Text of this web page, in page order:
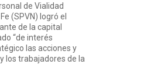
de Vialidad
(SPVN) logró el
de la capital
“de interés
las acciones y
los trabajadores de la